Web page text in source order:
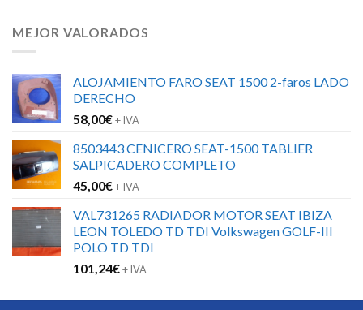
MEJOR VALORADOS
ALOJAMIENTO FARO SEAT 1500 2-faros LADO
DERECHO
58,00€+ IVA
8503443 CENICERO SEAT-1500 TABLIER
SALPICADERO COMPLETO
45,00€+ IVA
VAL731265 RADIADOR MOTOR SEAT IBIZA
LEON TOLEDO TD TDI Volkswagen GOLF-III
POLO TD TDI
101,24€+ IVA